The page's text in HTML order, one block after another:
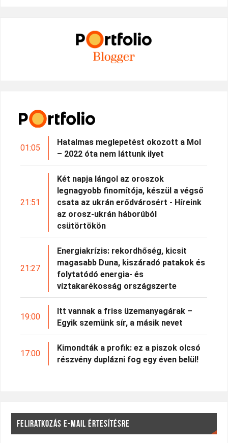
01:05
Hatalmas meglepetést okozott a Mol
– 2022 óta nem láttunk ilyet
21:51
Két napja lángol az oroszok
legnagyobb finomítója, készül a végső
csata az ukrán erődvárosért - Híreink
az orosz-ukrán háborúból
csütörtökön
21:27
Energiakrízis: rekordhőség, kicsit
magasabb Duna, kiszáradó patakok és
folytatódó energia- és
víztakarékosság országszerte
19:00
Itt vannak a friss üzemanyagárak –
Egyik szemünk sír, a másik nevet
17:00
Kimondták a profik: ez a piszok olcsó
részvény duplázni fog egy éven belül!
FELIRATKOZÁS E-MAIL ÉRTESÍTÉSRE